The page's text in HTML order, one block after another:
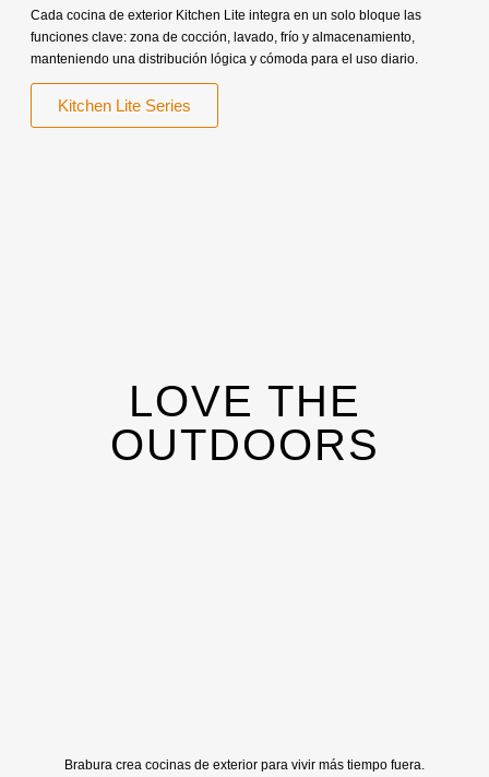
Cada cocina de exterior Kitchen Lite integra en un solo bloque las
funciones clave: zona de cocción, lavado, frío y almacenamiento,
manteniendo una distribución lógica y cómoda para el uso diario.
Kitchen Lite Series
LOVE THE
OUTDOORS
Brabura crea cocinas de exterior para vivir más tiempo fuera.